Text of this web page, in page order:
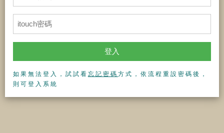
登入
如果無法登入，試試看 忘記密碼 方式，依流程重設密碼後，
則可登入系統